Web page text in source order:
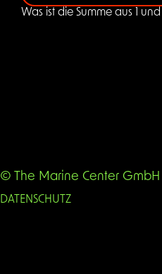
Was ist die Summe aus 1 und
© The Marine Center
DATENSCHUTZ